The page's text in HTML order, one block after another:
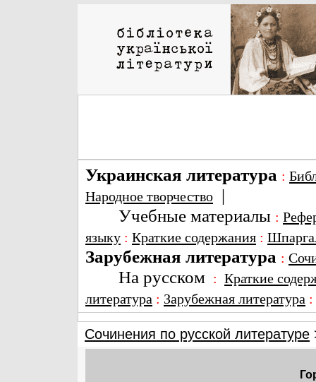
Украинская литература :
Народное творчество |
Учебные материалы :
языку : Краткие содержания :
Зарубежная литература :
На русском : Краткие
литература : Зарубежная литература
Сочинения по русской литературе